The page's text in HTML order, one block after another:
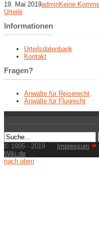
19. Mai 2019adminKeine
Urteile
Informationen
Urteilsdatenbank
Kontakt
Fragen?
Anwälte für Reiserecht
Anwälte für Flugrecht
© 1995 - 2019 Impressum ❤
Wiki.de
nach oben